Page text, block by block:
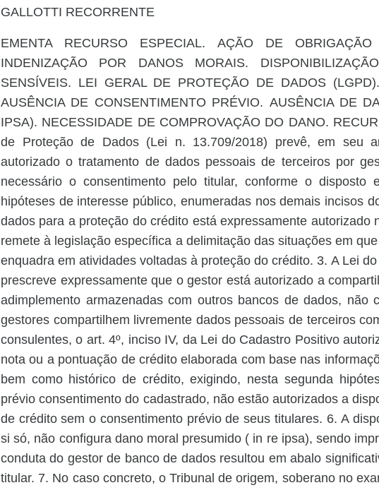
GALLOTTI RECORRENTE
EMENTA RECURSO ESPECIAL. AÇÃO DE
INDENIZAÇÃO POR DANOS MORAIS.
SENSÍVEIS. LEI GERAL DE PROTEÇÃO DE DADOS
AUSÊNCIA DE CONSENTIMENTO PRÉVIO. AUSÊNCIA DE
IPSA). NECESSIDADE DE COMPROVAÇÃO DO DANO.
de Proteção de Dados (Lei n. 13.709/2018) prevê, em seu
autorizado o tratamento de dados pessoais de terceiros por
necessário o consentimento pelo titular, conforme o
hipóteses de interesse público, enumeradas nos demais incisos
dados para a proteção do crédito está expressamente autorizado
remete à legislação específica a delimitação das situações em
enquadra em atividades voltadas à proteção do crédito. 3. A Lei
prescreve expressamente que o gestor está autorizado a
adimplemento armazenadas com outros bancos de dados, não
gestores compartilhem livremente dados pessoais de terceiros
consulentes, o art. 4º, inciso IV, da Lei do Cadastro Positivo
nota ou a pontuação de crédito elaborada com base nas
bem como histórico de crédito, exigindo, nesta segunda
prévio consentimento do cadastrado, não estão autorizados a
de crédito sem o consentimento prévio de seus titulares. 6.A
si só, não configura dano moral presumido ( in re ipsa), sendo
conduta do gestor de banco de dados resultou em abalo
titular. 7. No caso concreto, o Tribunal de origem, soberano no